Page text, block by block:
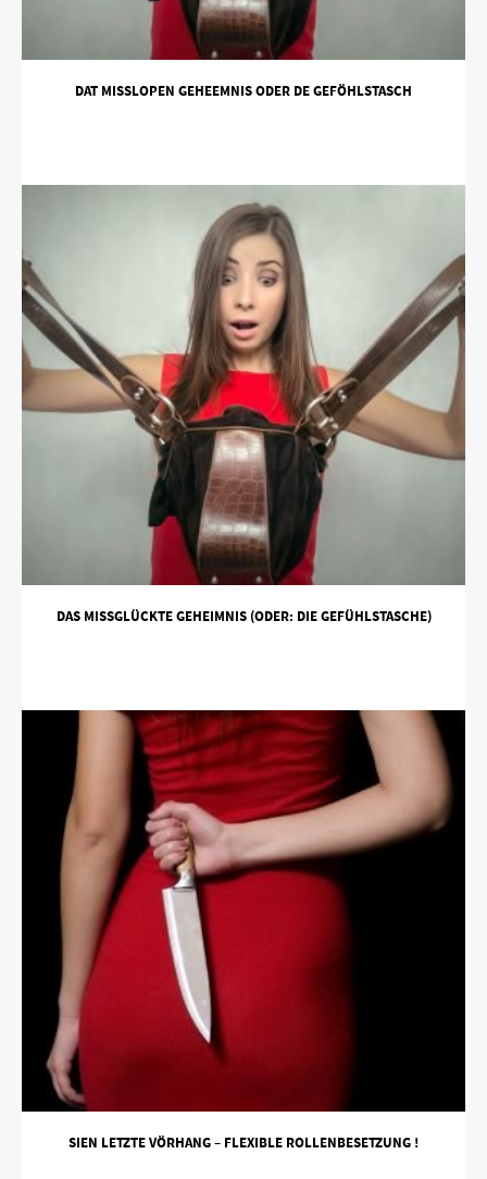
DAT MISSLOPEN GEHEEMNIS ODER DE GEFÖHLSTASCH
DAS MISSGLÜCKTE GEHEIMNIS (ODER: DIE GEFÜHLSTASCHE)
SIEN LETZTE VÖRHANG – FLEXIBLE ROLLENBESETZUNG !